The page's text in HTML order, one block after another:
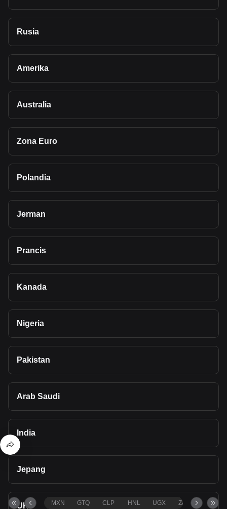
Rusia
Amerika
Australia
Zona Euro
Polandia
Jerman
Prancis
Kanada
Nigeria
Pakistan
Arab Saudi
India
Jepang
UK MXN GTQ CLP HNL UGX ZAR TND